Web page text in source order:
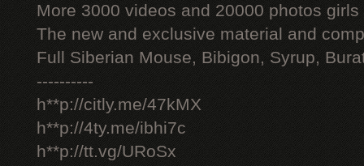
More 3000 videos and 20000 photos
The new and exclusive material and
Full Siberian Mouse, Bibigon, Syrup,
----------
h**p://citly.me/47kMX
h**p://4ty.me/ibhi7c
h**p://tt.vg/URoSx